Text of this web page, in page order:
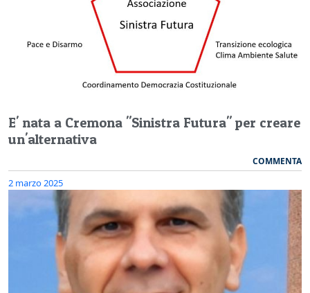
E' nata a Cremona "Sinistra Futura" per creare
un'alternativa
COMMENTA
2 marzo 2025